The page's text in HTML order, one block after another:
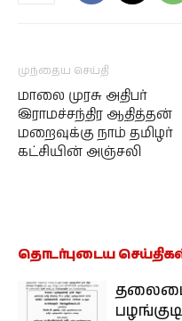
முந்தைய செய்தி
மாலை முரசு அதிபர்
இராமச்சந்திர ஆதித்தன்
மறைவுக்கு நாம் தமிழர்
கட்சியின் அஞ்சலி
தொடர்புடைய
தலைமை